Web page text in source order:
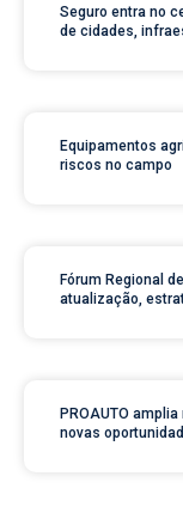
Seguro entra no
de cidades,
Equipamentos
riscos no campo
Fórum Regional
atualização,
PROAUTO
novas